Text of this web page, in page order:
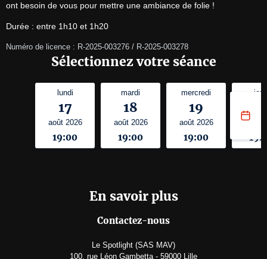
ont besoin de vous pour mettre une ambiance de folie !
Durée : entre 1h10 et 1h20
Numéro de licence : R-2025-003276 / R-2025-003278
Sélectionnez votre séance
lundi
17
août 2026
19:00
mardi
18
août 2026
19:00
mercredi
19
août 2026
19:00
août
En savoir plus
Contactez-nous
Le Spotlight (SAS MAV)
100, rue Léon Gambetta - 59000 Lille